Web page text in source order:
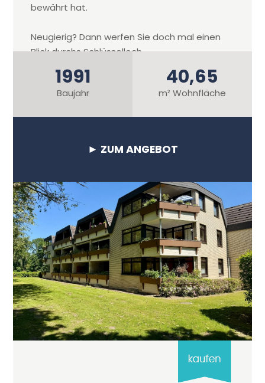
bewährt hat.
Neugierig? Dann werfen Sie doch mal einen
Blick durchs Schlüsselloch…
1991
Baujahr
40,65
m² Wohnfläche
► ZUM ANGEBOT